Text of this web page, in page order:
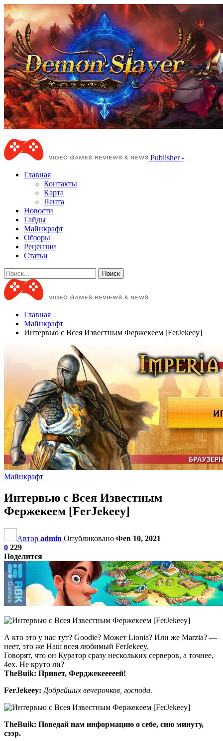
Publisher -
Главная
Контакты
Карта
Лента
Новости
Гайды
Майнкрафт
Обзоры
Рецензии
Статьи
Главная
Майнкрафт
Интервью с Всея Известным Фержекеем [FerJekeey]
Майнкрафт
Интервью с Всея Известным
Фержекеем [FerJekeey]
Автор admin Опубликовано Фев 10, 2021
0 229
Поделится
А кто это у нас тут? Goodie? Может Lionia? Или же Marzia? —
неет, это же Наш всея любимый FerJekeey.
Говорят, что он Куратор сразу нескольких серверов, а точнее,
4ех. Не круто ли?
TheBuik: Привет, Ферджекееееей!
FerJekeey: Добрейших вечерочков, господа.
TheBuik: Поведай нам информацию о себе, сию минуту,
сээр.